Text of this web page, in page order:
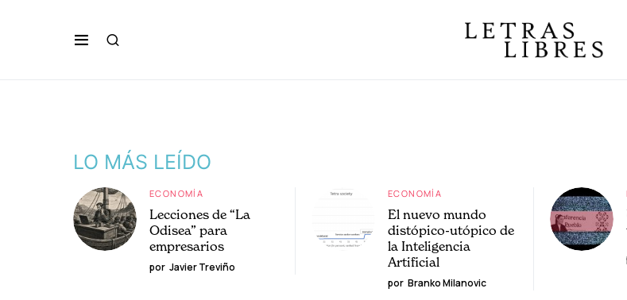
LO MÁS LEÍDO
ECONOMÍA
Lecciones de “La
Odisea” para
empresarios
por Javier Treviño
ECONOMÍA
El nuevo mundo
distópico-utópico de
la Inteligencia
Artificial
por Branko Milanovic